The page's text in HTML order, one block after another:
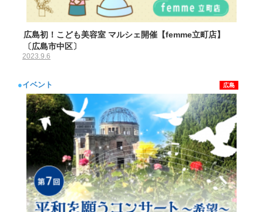
広島初！こども美容室 マルシェ開催【femme立町店】
〔広島市中区〕
2023.9.6
●イベント 広島